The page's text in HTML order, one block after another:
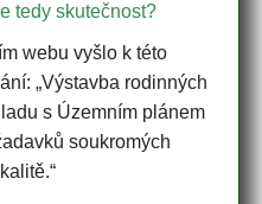
tedy skutečnost?
webu vyšlo k této
„Výstavba rodinných
s Územním plánem
soukromých